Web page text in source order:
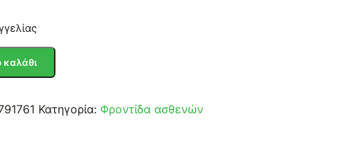
καλάθι
Κατηγορία: Φροντίδα ασθενών